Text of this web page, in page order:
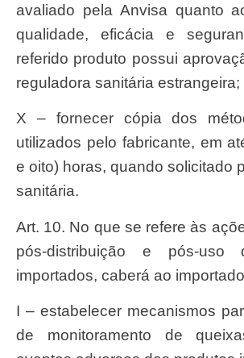
avaliado pela Anvisa quanto
qualidade, eficácia e
referido produto possui
reguladora sanitária estrangeira;
X – fornecer cópia dos métodos analíticos
utilizados pelo fabricante, em
e oito) horas, quando solicitado
sanitária.
Art. 10. No que se refere às ações de vigilância
pós-distribuição e pós-uso
importados, caberá ao
I – estabelecer mecanismos para a realização
de monitoramento de